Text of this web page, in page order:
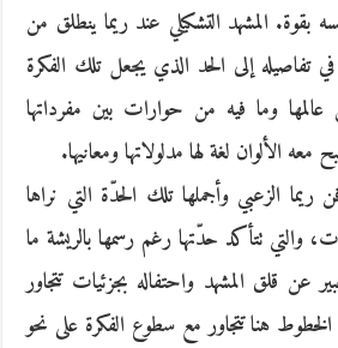
المشهد التشكيلي عند ريما ينطلق من
تفاصيله إلى الحد الذي يجعل تلك الفكرة
وما فيه من حوارات بين مفرداتها
معه الألوان لغة لها مدلولاتها ومعانيها.
الزعبي وأجملها تلك الحدّة التي نراها
تتأكد حدّتها رغم رسمها بالريشة ما
عن قلق المشهد واحتفاله بجزئيات تتجاور
هنا تتجاور مع سطوع الفكرة على نحو